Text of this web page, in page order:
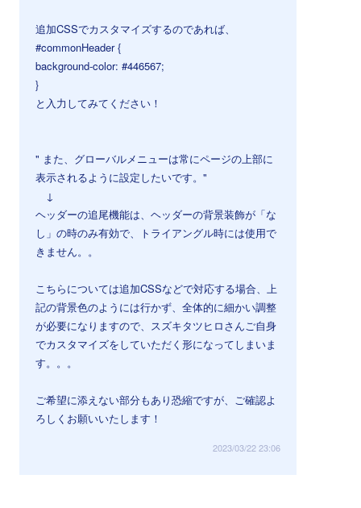
追加CSSでカスタマイズするのであれば、
#commonHeader {
background-color: #446567;
}
と入力してみてください！
" また、グローバルメニューは常にページの上部に
表示されるように設定したいです。"
↓
ヘッダーの追尾機能は、ヘッダーの背景装飾が「な
し」の時のみ有効で、トライアングル時には使用で
きません。。
こちらについては追加CSSなどで対応する場合、上
記の背景色のようには行かず、全体的に細かい調整
が必要になりますので、スズキタツヒロさんご自身
でカスタマイズをしていただく形になってしまいま
す。。。
ご希望に添えない部分もあり恐縮ですが、ご確認よ
ろしくお願いいたします！
2023/03/22 23:06